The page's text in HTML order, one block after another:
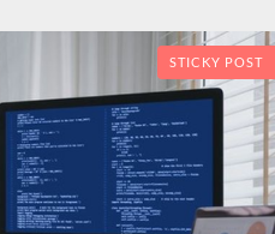
STICKY POST